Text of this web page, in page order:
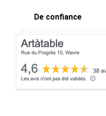
De confiance